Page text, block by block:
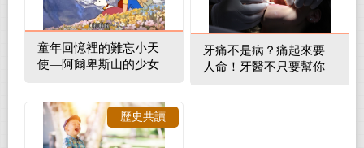
童年回憶裡的難忘小天
使—阿爾卑斯山的少女
牙痛不是病？痛起來要
人命！牙醫不只要幫你
歷史共讀